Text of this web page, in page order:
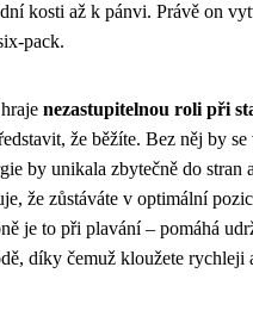
kosti až k pánvi. Právě on
pack.
nezastupitelnou roli při
že běžíte. Bez něj by
by unikala zbytečně do stran
že zůstáváte v optimální
je to při plavání – pomáhá
díky čemuž kloužete rychleji